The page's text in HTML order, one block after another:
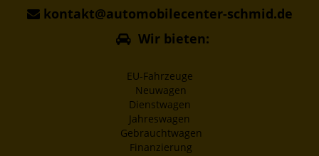
kontakt@automobilecenter-schmid.de
Wir bieten:
EU-Fahrzeuge
Neuwagen
Dienstwagen
Jahreswagen
Gebrauchtwagen
Finanzierung